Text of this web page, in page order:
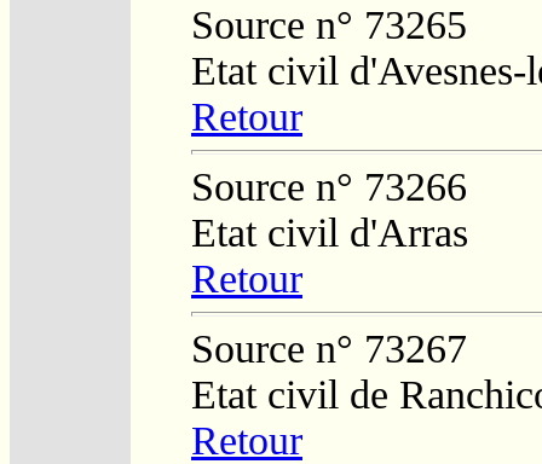
Source n° 73265
Etat civil d'Avesnes-
Retour
Source n° 73266
Etat civil d'Arras
Retour
Source n° 73267
Etat civil de
Retour